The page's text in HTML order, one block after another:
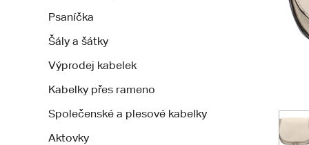
Psaníčka
Šály a šátky
Výprodej kabelek
Kabelky přes rameno
Společenské a plesové kabelky
Aktovky